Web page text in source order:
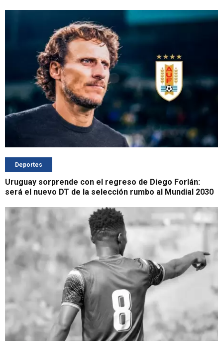
Deportes
Uruguay sorprende con el regreso de Diego Forlán:
será el nuevo DT de la selección rumbo al Mundial 2030